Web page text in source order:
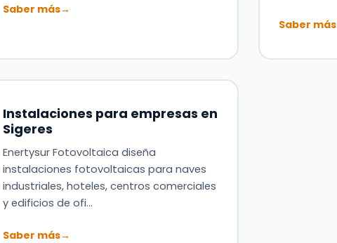
Saber más→
Saber más
Instalaciones para empresas en
Sigeres
Enertysur Fotovoltaica diseña
instalaciones fotovoltaicas para naves
industriales, hoteles, centros comerciales
y edificios de ofi…
Saber más→